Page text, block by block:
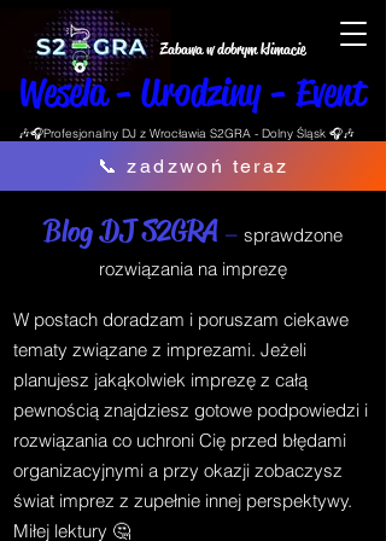
Zabawa w dobrym klimacie
Wesela - Urodziny - Event
🎶🎧Profesjonalny DJ z Wrocławia S2GRA - Dolny Śląsk 🎧🎶
📞 zadzwoń teraz
Blog DJ S2GRA – sprawdzone
rozwiązania na imprezę
W postach doradzam i poruszam ciekawe
tematy związane z imprezami. Jeżeli
planujesz jakąkolwiek imprezę z całą
pewnością znajdziesz gotowe podpowiedzi i
rozwiązania co uchroni Cię przed błędami
organizacyjnymi a przy okazji zobaczysz
świat imprez z zupełnie innej perspektywy.
Miłej lektury 🤔